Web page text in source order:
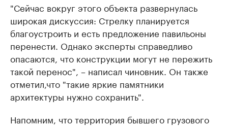
"Сейчас вокруг этого объекта развернулась
широкая дискуссия: Стрелку планируется
благоустроить и есть предложение павильоны
перенести. Однако эксперты справедливо
опасаются, что конструкции могут не пережить
такой перенос", – написал чиновник. Он также
отметил,что "такие яркие памятники
архитектуры нужно сохранить".
Напомним, что территория бывшего грузового